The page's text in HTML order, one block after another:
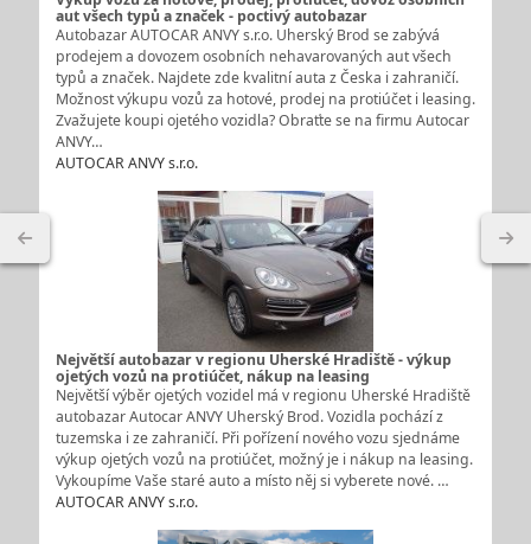
aut všech typů a značek - poctivý autobazar
Autobazar AUTOCAR ANVY s.r.o. Uherský Brod se zabývá
prodejem a dovozem osobních nehavarovaných aut všech
typů a značek. Najdete zde kvalitní auta z Česka i zahraničí.
Možnost výkupu vozů za hotové, prodej na protiúčet i leasing.
Zvažujete koupi ojetého vozidla? Obraťte se na firmu Autocar
ANVY…
AUTOCAR ANVY s.r.o.
Největší autobazar v regionu Uherské Hradiště - výkup
ojetých vozů na protiúčet, nákup na leasing
Největší výběr ojetých vozidel má v regionu Uherské Hradiště
autobazar Autocar ANVY Uherský Brod. Vozidla pochází z
tuzemska i ze zahraničí. Při pořízení nového vozu sjednáme
výkup ojetých vozů na protiúčet, možný je i nákup na leasing.
Vykoupíme Vaše staré auto a místo něj si vyberete nové. …
AUTOCAR ANVY s.r.o.